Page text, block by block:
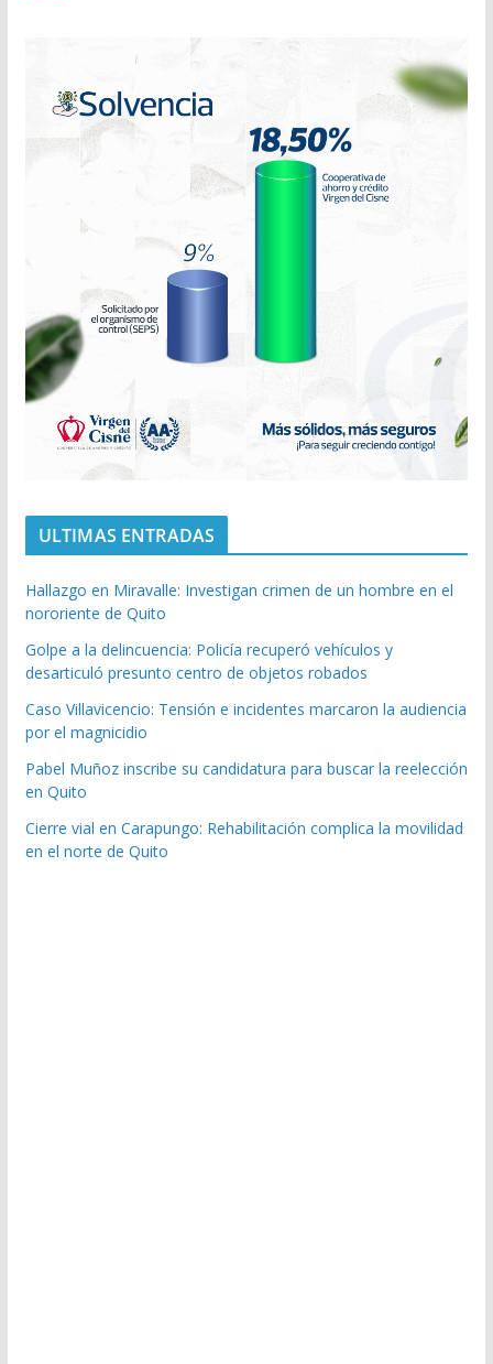
ULTIMAS ENTRADAS
Hallazgo en Miravalle: Investigan crimen de un hombre en el
nororiente de Quito
Golpe a la delincuencia: Policía recuperó vehículos y
desarticuló presunto centro de objetos robados
Caso Villavicencio: Tensión e incidentes marcaron la audiencia
por el magnicidio
Pabel Muñoz inscribe su candidatura para buscar la reelección
en Quito
Cierre vial en Carapungo: Rehabilitación complica la movilidad
en el norte de Quito